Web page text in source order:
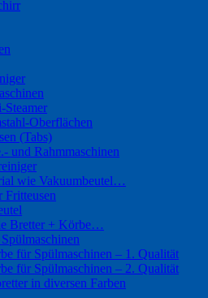
Oberflächen
(Tabs)
und Rahmmaschinen
wie Vakuumbeutel…
Bretter + Körbe…
für Spülmaschinen – 1. Qualität
für Spülmaschinen – 2. Qualität
in diversen Farben